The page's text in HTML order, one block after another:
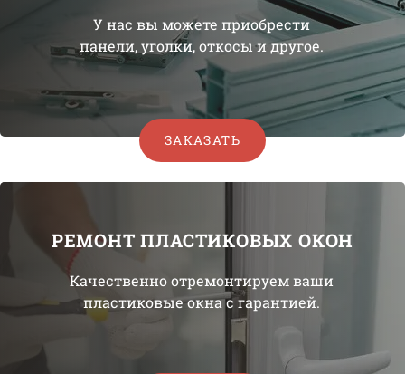
У нас вы можете приобрести
панели, уголки, откосы и другое.
ЗАКАЗАТЬ
РЕМОНТ ПЛАСТИКОВЫХ ОКОН
Качественно отремонтируем ваши
пластиковые окна с гарантией.